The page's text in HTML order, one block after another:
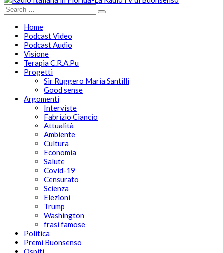
Home
Podcast Video
Podcast Audio
Visione
Terapia C.R.A.Pu
Progetti
Sir Ruggero Maria Santilli
Good sense
Argomenti
Interviste
Fabrizio Ciancio
Attualità
Ambiente
Cultura
Economia
Salute
Covid-19
Censurato
Scienza
Elezioni
Trump
Washington
frasi famose
Politica
Premi Buonsenso
Ospiti